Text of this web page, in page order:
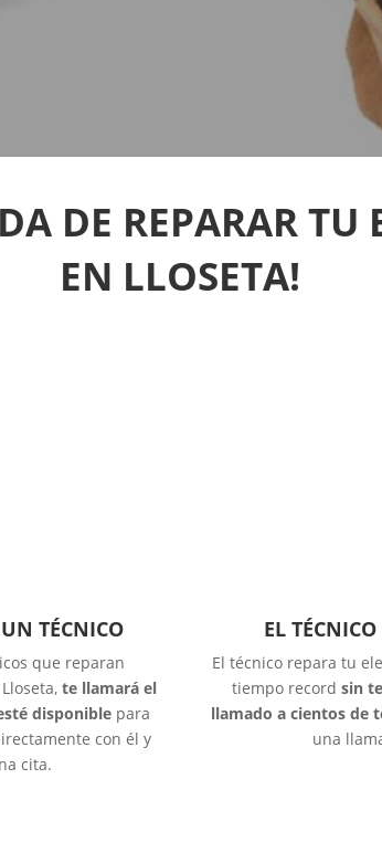
DE REPARAR TU
EN LLOSETA!
TÉCNICO
que reparan
te llamará el
disponible para
con él y
cita.
EL
El técnico repara tu
tiempo recordsin
llamado a cientos de
una